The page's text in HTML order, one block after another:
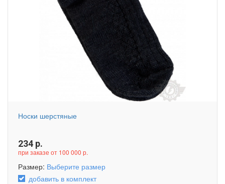
Носки шерстяные
234 р.
при заказе от 100 000 р.
Размер: Выберите размер
добавить в комплект